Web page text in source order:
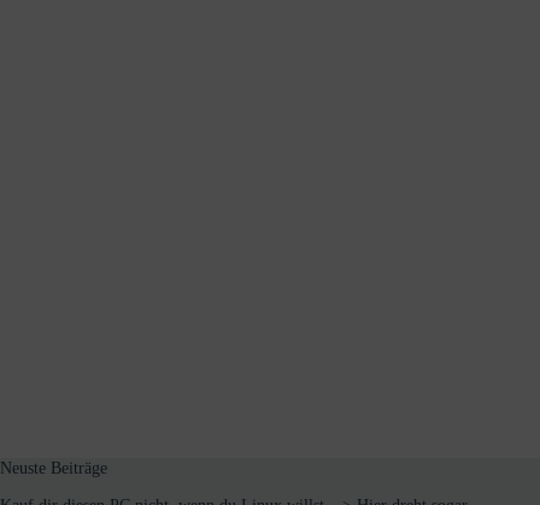
Neuste Beiträge